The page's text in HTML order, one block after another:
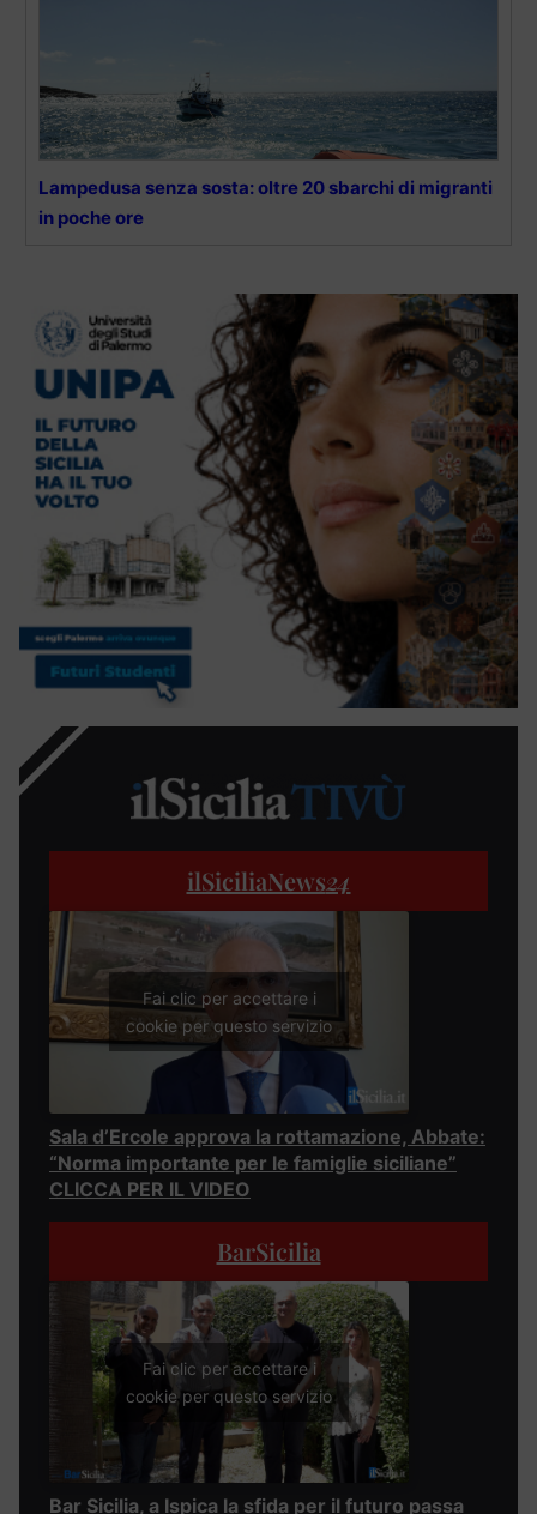
Lampedusa senza sosta: oltre 20 sbarchi di migranti
in poche ore
ilSiciliaNews24
Fai clic per accettare i
cookie per questo servizio
Sala d’Ercole approva la rottamazione, Abbate:
“Norma importante per le famiglie siciliane”
CLICCA PER IL VIDEO
BarSicilia
Fai clic per accettare i
cookie per questo servizio
Bar Sicilia, a Ispica la sfida per il futuro passa